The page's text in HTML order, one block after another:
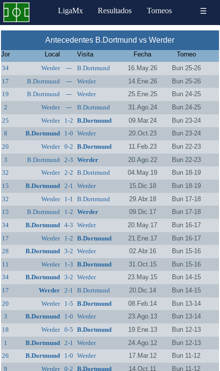
LigaMx Resultados Torneos ☰
Antecedentes B.Dortmund vs Werder
Jor Local Visita Fecha
Torneo
34
Werder --- B.Dortmund 16.May.26
Bun 25-26
17
B.Dortmund --- Werder 14.Ene.26
Bun 25-26
19
B.Dortmund --- Werder 25.Ene.25
Bun 24-25
2
Werder --- B.Dortmund 31.Ago.24
Bun 24-25
25
Werder 1-2 B.Dortmund 09.Mar.24
Bun 23-24
8
B.Dortmund 1-0 Werder 20.Oct.23
Bun 23-24
20
Werder 0-2 B.Dortmund 11.Feb.23
Bun 22-23
3
B.Dortmund 2-3 Werder 20.Ago.22
Bun 22-23
32
Werder 2-2 B.Dortmund 04.May.19
Bun 18-19
15
B.Dortmund 2-1 Werder 15.Dic.18
Bun 18-19
32
Werder 1-1 B.Dortmund 29.Abr.18
Bun 17-18
15
B.Dortmund 1-2 Werder 09.Dic.17
Bun 17-18
34
B.Dortmund 4-3 Werder 20.May.17
Bun 16-17
17
Werder 1-2 B.Dortmund 21.Ene.17
Bun 16-17
28
B.Dortmund 3-2 Werder 02.Abr.16
Bun 15-16
11
Werder 1-3 B.Dortmund 31.Oct.15
Bun 15-16
34
B.Dortmund 3-2 Werder 23.May.15
Bun 14-15
17
Werder 2-1 B.Dortmund 20.Dic.14
Bun 14-15
20
Werder 1-5 B.Dortmund 08.Feb.14
Bun 13-14
3
B.Dortmund 1-0 Werder 23.Ago.13
Bun 13-14
18
Werder 0-5 B.Dortmund 19.Ene.13
Bun 12-13
1
B.Dortmund 2-1 Werder 24.Ago.12
Bun 12-13
26
B.Dortmund 1-0 Werder 17.Mar.12
Bun 11-12
9
Werder 0-2 B.Dortmund 14.Oct.11 Bun 11-12